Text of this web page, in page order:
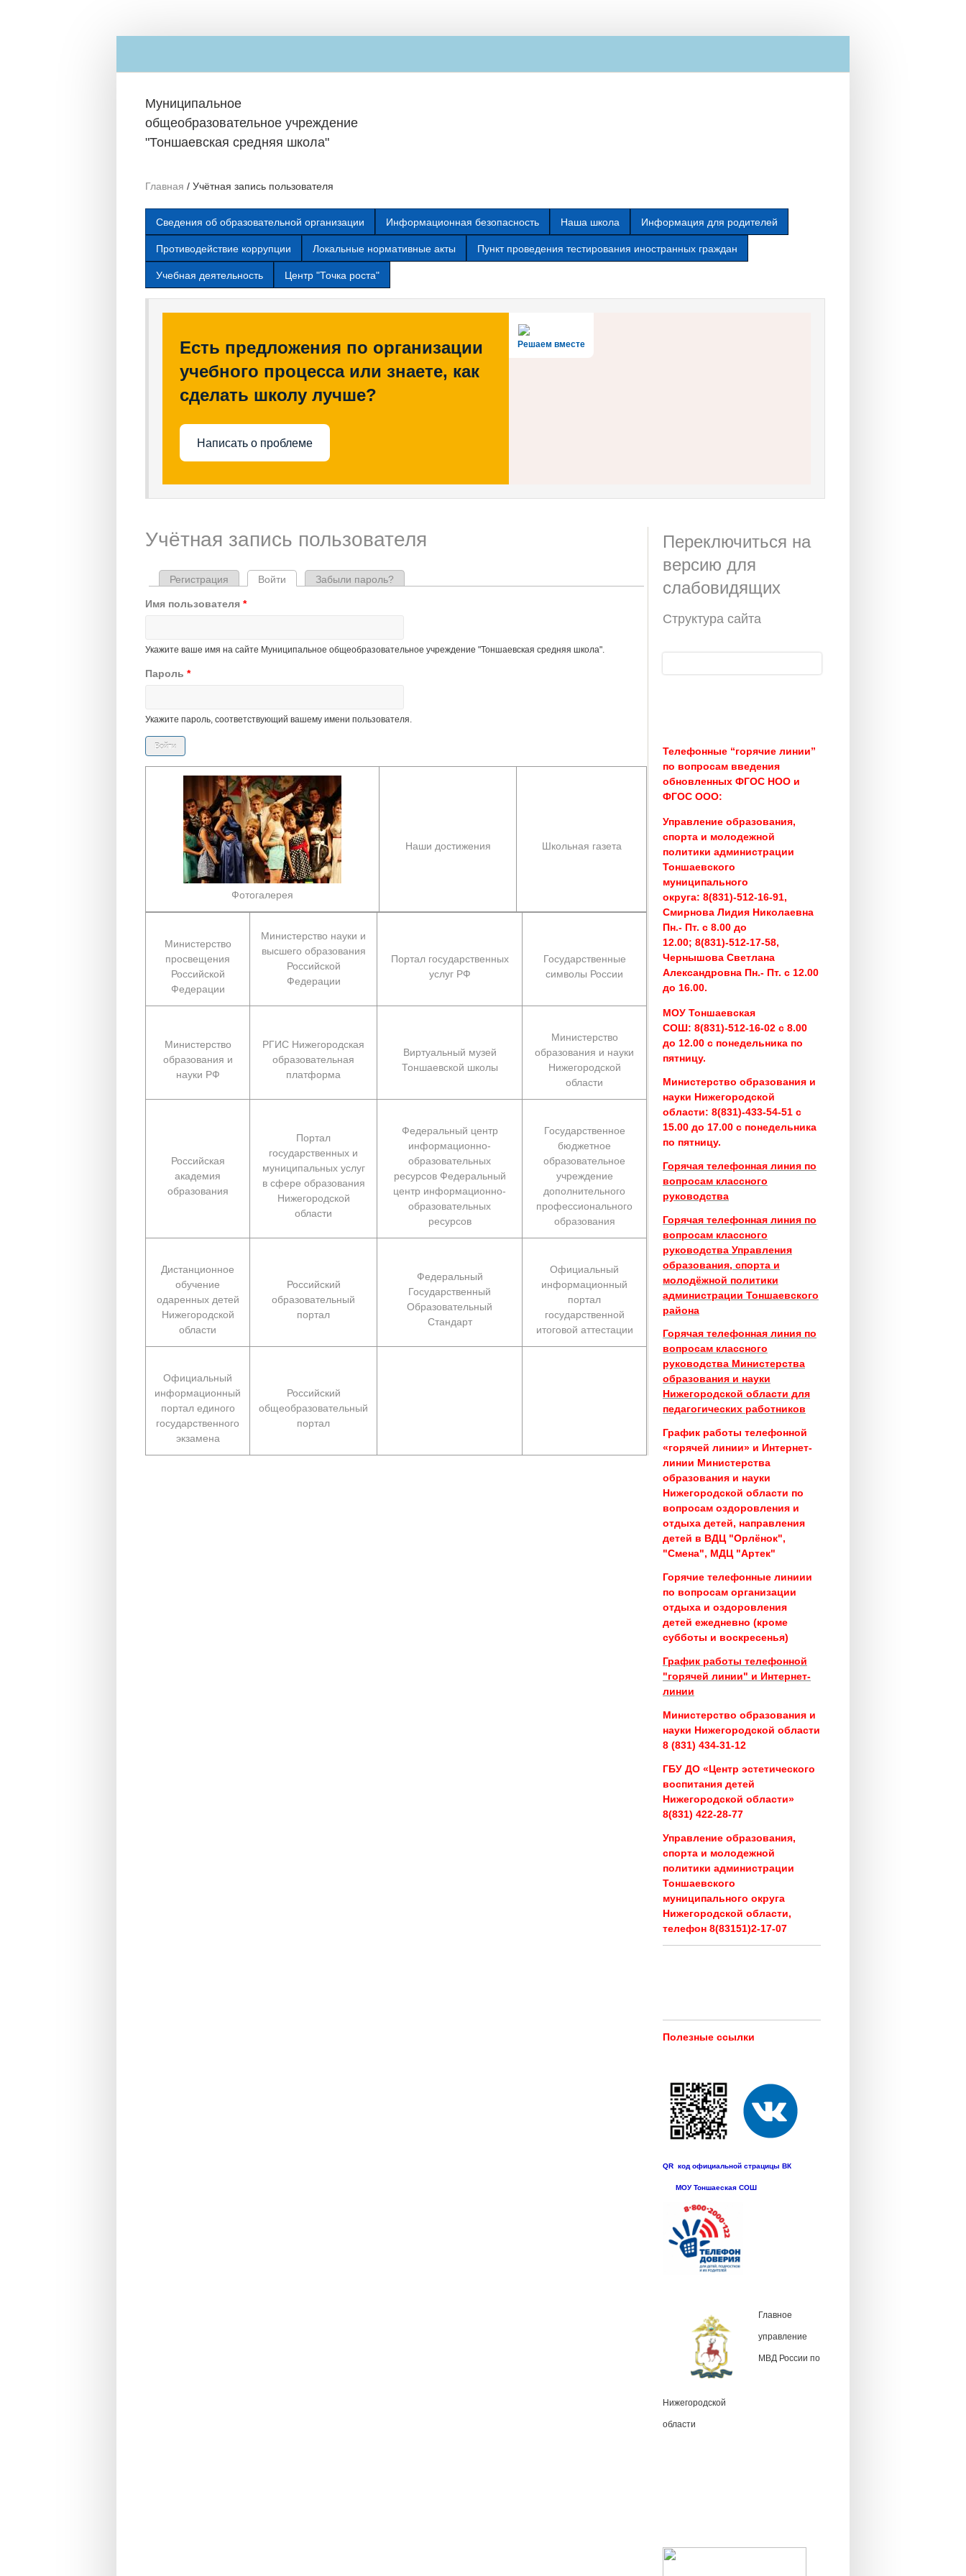
Муниципальное
общеобразовательное учреждение
"Тоншаевская средняя школа"
Главная / Учётная запись пользователя
Сведения об образовательной организации Информационная безопасность Наша школа Информация для родителей
Противодействие коррупции Локальные нормативные акты Пункт проведения тестирования иностранных граждан
Учебная деятельность Центр "Точка роста"
Решаем вместе
Есть предложения по организации
учебного процесса или знаете, как
сделать школу лучше?
Написать о проблеме
Учётная запись пользователя
Главные вкладки
Регистрация Войти (активная вкладка)
Забыли пароль?
Имя пользователя *
Укажите ваше имя на сайте Муниципальное общеобразовательное учреждение "Тоншаевская средняя школа".
Пароль *
Укажите пароль, соответствующий вашему имени пользователя.
Фотогалерея
Наши достижения Школьная газета
Министерство
просвещения
Российской
Федерации
Министерство науки и
высшего образования
Российской
Федерации
Портал государственных
услуг РФ
Государственные
символы России
Министерство
образования и
науки РФ
РГИС Нижегородская
образовательная
платформа
Виртуальный музей
Тоншаевской школы
Министерство
образования и науки
Нижегородской
области
Российская
академия
образования
Портал
государственных и
муниципальных услуг
в сфере образования
Нижегородской
области
Федеральный центр
информационно-
образовательных
ресурсов Федеральный
центр информационно-
образовательных
ресурсов
Государственное
бюджетное
образовательное
учреждение
дополнительного
профессионального
образования
Дистанционное
обучение
одаренных детей
Нижегородской
области
Российский
образовательный
портал
Федеральный
Государственный
Образовательный
Стандарт
Официальный
информационный
портал
государственной
итоговой аттестации
Официальный
информационный
портал единого
государственного
экзамена
Российский
общеобразовательный
портал
Переключиться на
версию для
слабовидящих
Структура сайта
Поиск
Телефонные “горячие линии”
по вопросам введения
обновленных ФГОС НОО и
ФГОС ООО:
Управление образования,
спорта и молодежной
политики администрации
Тоншаевского
муниципального
округа: 8(831)-512-16-91,
Смирнова Лидия Николаевна
Пн.- Пт. с 8.00 до
12.00; 8(831)-512-17-58,
Чернышова Светлана
Александровна Пн.- Пт. с 12.00
до 16.00.
МОУ Тоншаевская
СОШ: 8(831)-512-16-02 с 8.00
до 12.00 с понедельника по
пятницу.
Министерство образования и
науки Нижегородской
области: 8(831)-433-54-51 с
15.00 до 17.00 с понедельника
по пятницу.
Горячая телефонная линия по
вопросам классного
руководства
Горячая телефонная линия по
вопросам классного
руководства Управления
образования, спорта и
молодёжной политики
администрации Тоншаевского
района
Горячая телефонная линия по
вопросам классного
руководства Министерства
образования и науки
Нижегородской области для
педагогических работников
График работы телефонной
«горячей линии» и Интернет-
линии Министерства
образования и науки
Нижегородской области по
вопросам оздоровления и
отдыха детей, направления
детей в ВДЦ "Орлёнок",
"Смена", МДЦ "Артек"
Горячие телефонные линиии
по вопросам организации
отдыха и оздоровления
детей ежедневно (кроме
субботы и воскресенья)
График работы телефонной
"горячей линии" и Интернет-
линии
Министерство образования и
науки Нижегородской области
8 (831) 434-31-12
ГБУ ДО «Центр эстетического
воспитания детей
Нижегородской области»
8(831) 422-28-77
Управление образования,
спорта и молодежной
политики администрации
Тоншаевского
муниципального округа
Нижегородской области,
телефон 8(83151)2-17-07
Полезные ссылки
QR код официальной страцицы ВК
МОУ Тоншаеская СОШ
Главное
управление
МВД России по
Нижегородской
области